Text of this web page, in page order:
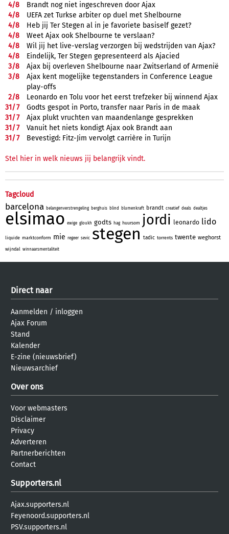
4/8
Brandt nog niet ingeschreven door Ajax
4/8
UEFA zet Turkse arbiter op duel met Shelbourne
4/8
Heb jij Ter Stegen al in je favoriete basiself gezet?
4/8
Weet Ajax ook Shelbourne te verslaan?
4/8
Wil jij het live-verslag verzorgen bij wedstrijden van Ajax?
4/8
Eindelijk, Ter Stegen gepresenteerd als Ajacied
3/8
Ajax bij overleven Shelbourne naar Zwitserland of Armenië
3/8
Ajax kent mogelijke tegenstanders in Conference League
play-offs
2/8
Leonardo en Tolu voor het eerst trefzeker bij winnend Ajax
31/7
Godts gespot in Porto, transfer naar Paris in de maak
31/7
Ajax plukt vruchten van maandenlange gesprekken
31/7
Vanuit het niets kondigt Ajax ook Brandt aan
31/7 Bevestigd: Fitz-Jim vervolgt carrière in Turijn
Stel hier in welk nieuws jij belangrijk vindt.
Tagcloud
barcelona belangenverstrengeling berghuis blind blumenkraft brandt creatief deals dealtjes
elsimao ewige gloukh godts hag huursom jordi leonardo lido
liquide marktconform mie regeer sevic stegen tadic torrents twente weghorst
wijndal winnaarsmentaliteit
Direct naar
Aanmelden / inloggen
Ajax Forum
Stand
Kalender
E-zine (nieuwsbrief)
Nieuwsarchief
Over ons
Voor webmasters
Disclaimer
Privacy
Adverteren
Partnerberichten
Contact
Supporters.nl
Ajax.supporters.nl
Feyenoord.supporters.nl
PSV.supporters.nl